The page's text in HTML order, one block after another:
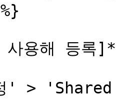
용해 등록
' > 'Shared